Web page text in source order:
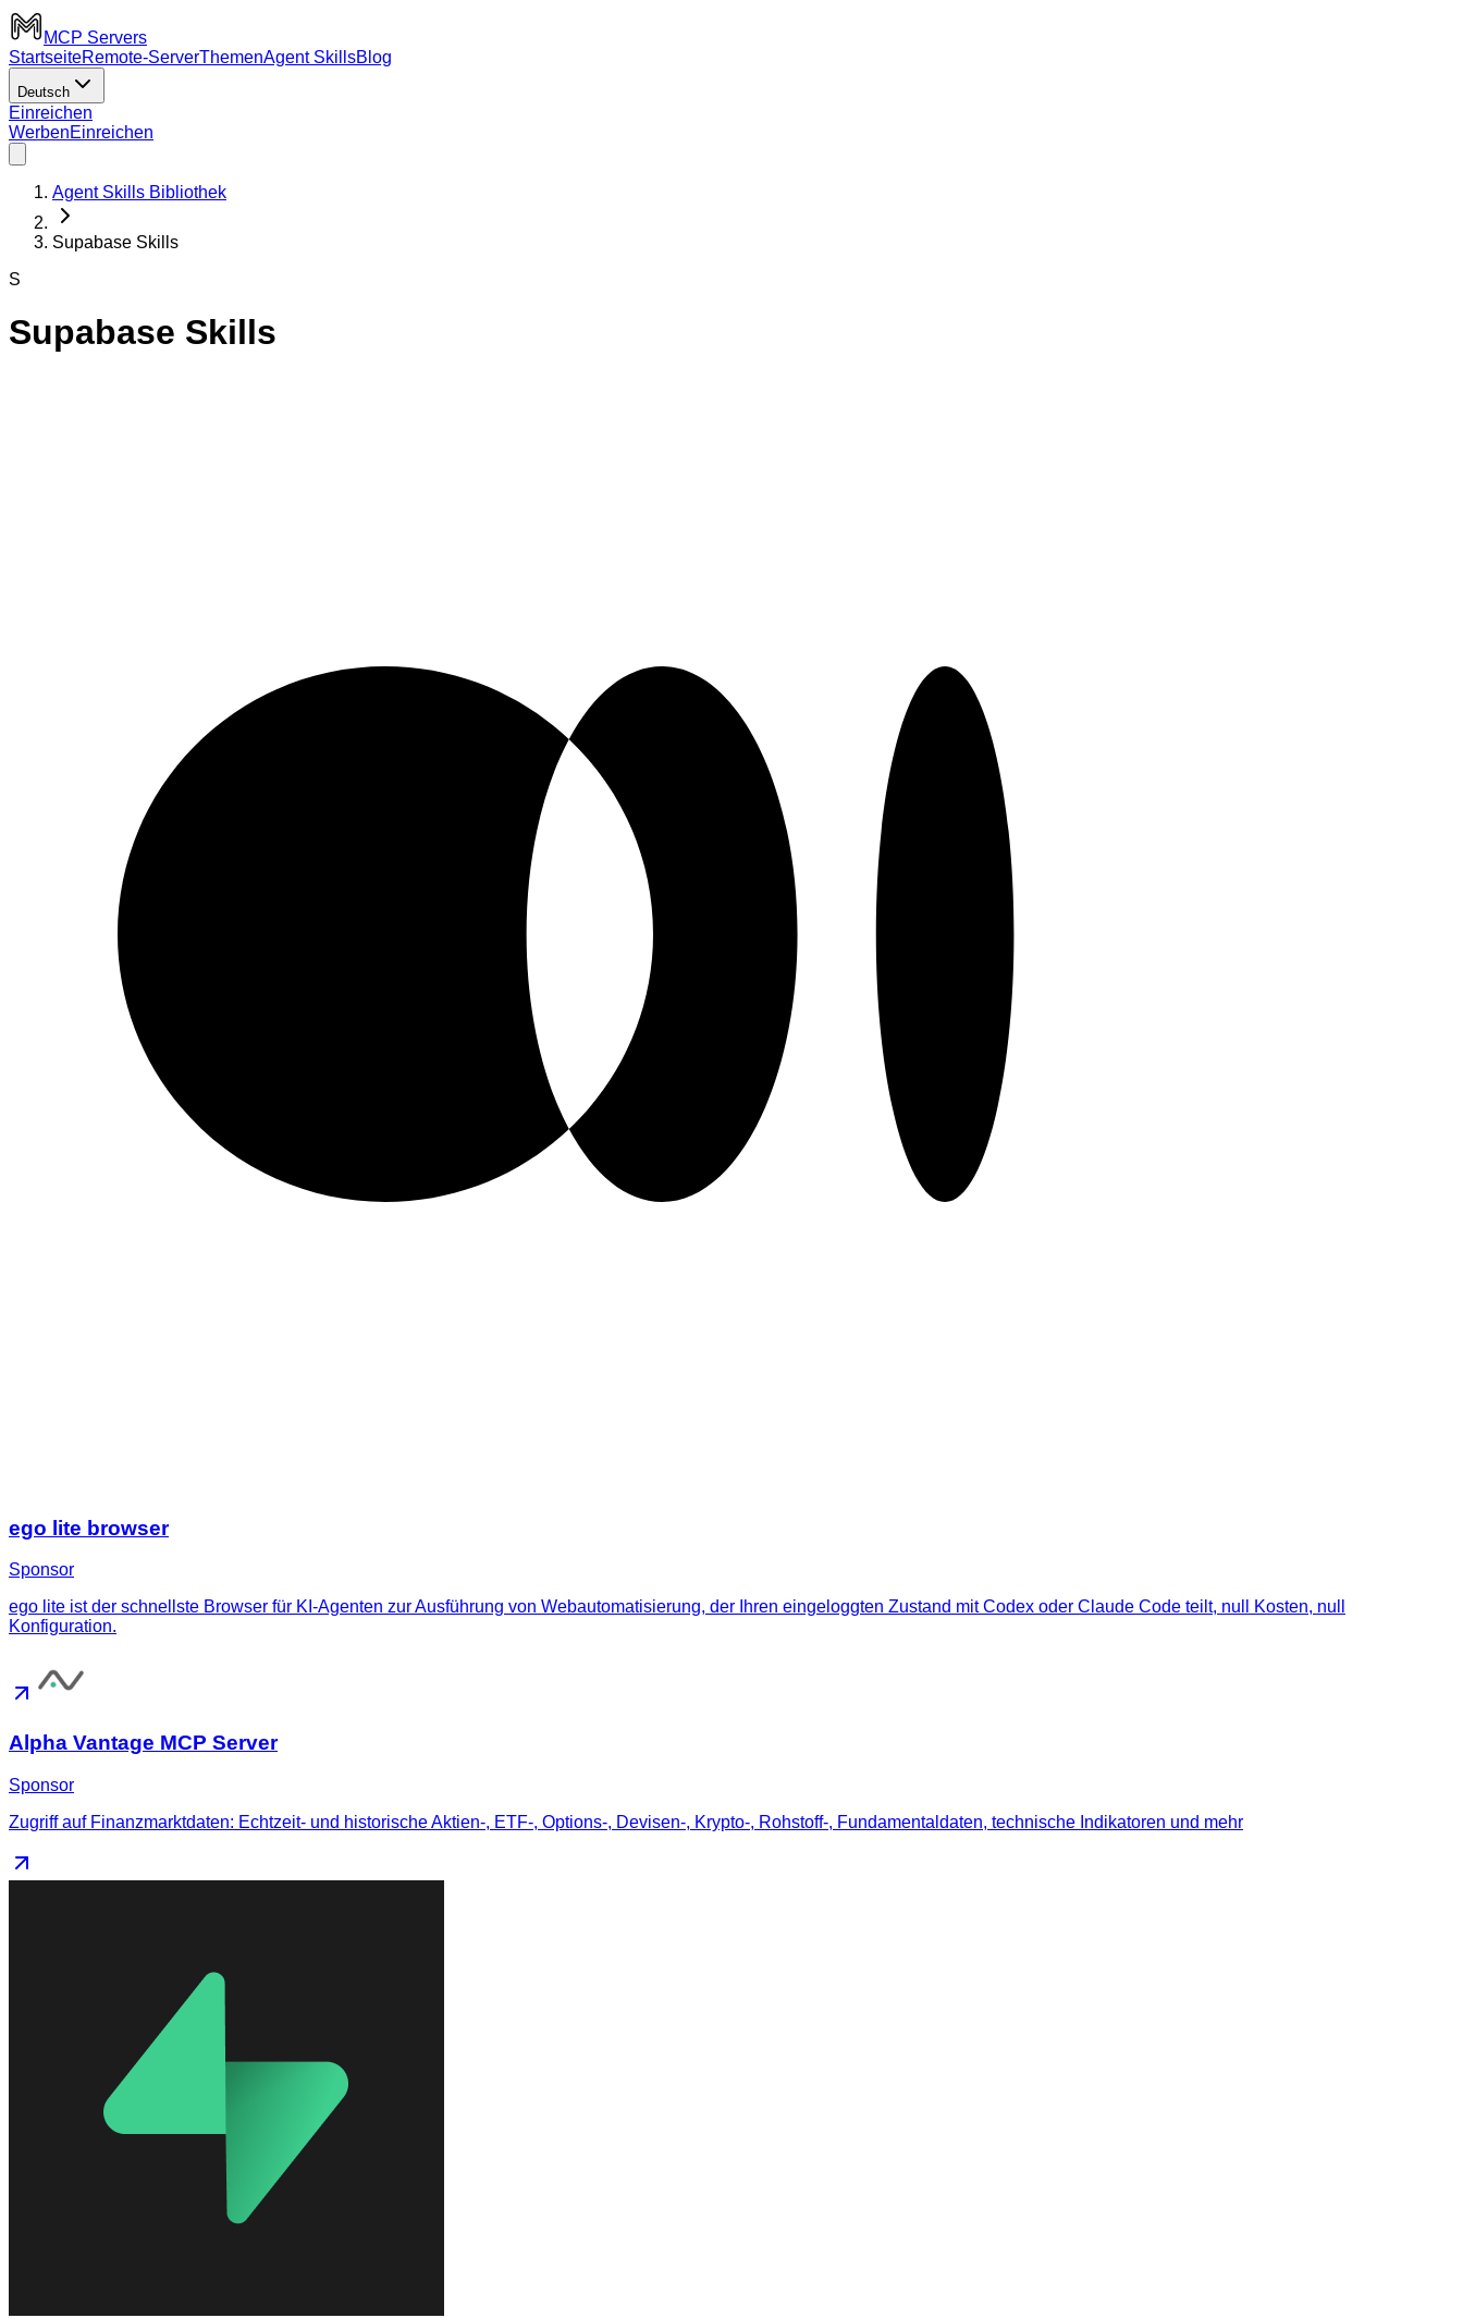
MCP Servers
StartseiteRemote-ServerThemenAgent SkillsBlog
Deutsch
Einreichen
WerbenEinreichen
Agent Skills Bibliothek
Supabase Skills
S
Supabase Skills
ego lite browser
Sponsor
ego lite ist der schnellste Browser für KI-Agenten zur Ausführung von Webautomatisierung, der Ihren eingeloggten Zustand mit Codex oder Claude Code teilt, null Kosten, null
Konfiguration.
Alpha Vantage MCP Server
Sponsor
Zugriff auf Finanzmarktdaten: Echtzeit- und historische Aktien-, ETF-, Options-, Devisen-, Krypto-, Rohstoff-, Fundamentaldaten, technische Indikatoren und mehr